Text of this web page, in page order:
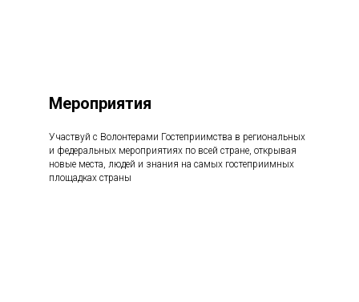
Мероприятия
Участвуй с Волонтерами Гостеприимства в региональных
и федеральных мероприятиях по всей стране, открывая
новые места, людей и знания на самых гостеприимных
площадках страны